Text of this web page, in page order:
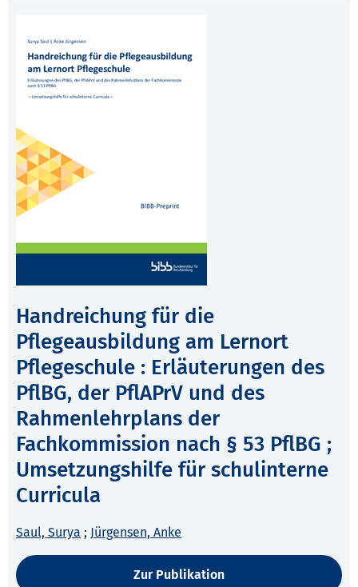
Handreichung für die
Pflegeausbildung am Lernort
Pflegeschule : Erläuterungen des
PflBG, der PflAPrV und des
Rahmenlehrplans der
Fachkommission nach § 53 PflBG ;
Umsetzungshilfe für schulinterne
Curricula
Saul, Surya ; Jürgensen, Anke
Zur Publikation